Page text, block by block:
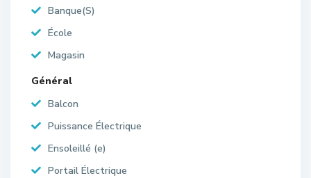
Banque(S)
École
Magasin
Général
Balcon
Puissance Électrique
Ensoleillé (e)
Portail Électrique